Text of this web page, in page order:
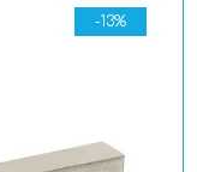
-13%